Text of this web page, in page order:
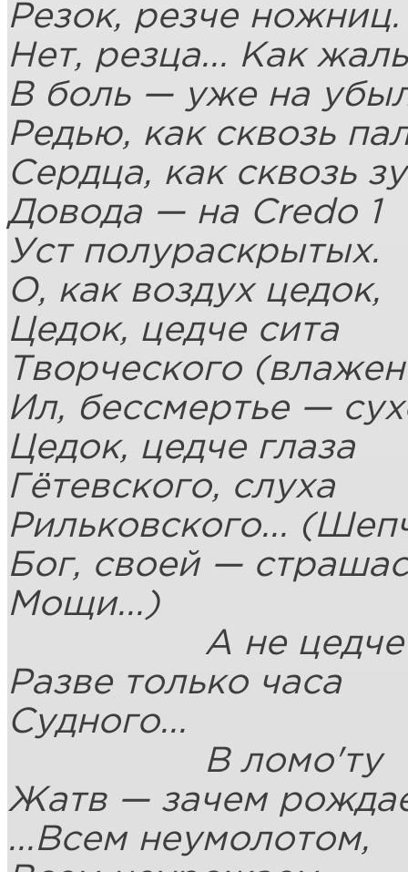
Резок, резче ножниц.
Нет, резца... Как
В боль — уже на
Редью, как сквозь
Сердца, как сквозь
Довода — на Credo 1
Уст полураскрытых.
О, как воздух цедок,
Цедок, цедче сита
Творческого (влажен
Ил, бессмертье —
Цедок, цедче глаза
Гётевского, слуха
Рильковского...
Бог, своей —
Мощи...)
А не цедче
Разве только часа
Судного...
В ломо'ту
Жатв — зачем
...Всем неумолотом,